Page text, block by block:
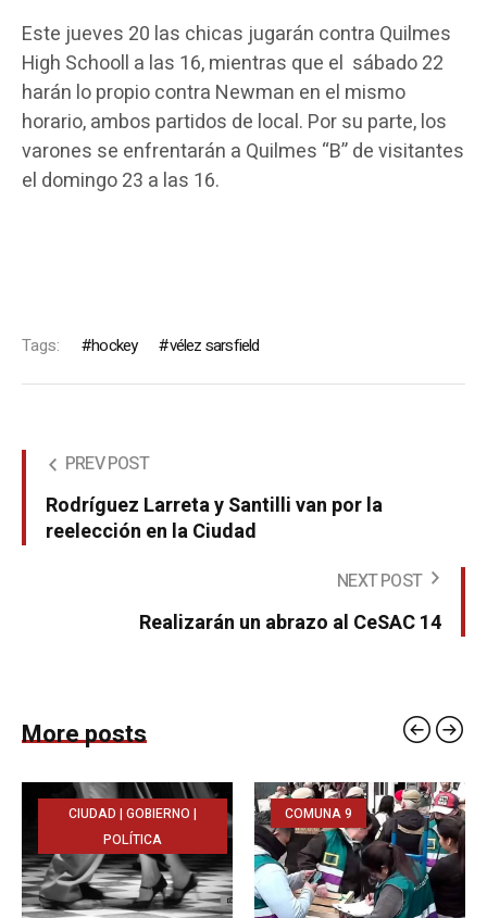
Este jueves 20 las chicas jugarán contra Quilmes
High Schooll a las 16, mientras que el sábado 22
harán lo propio contra Newman en el mismo
horario, ambos partidos de local. Por su parte, los
varones se enfrentarán a Quilmes “B” de visitantes
el domingo 23 a las 16.
Tags: hockey vélez sarsfield
PREV POST
Rodríguez Larreta y Santilli van por la
reelección en la Ciudad
NEXT POST
Realizarán un abrazo al CeSAC 14
More posts
CIUDAD | GOBIERNO |
POLÍTICA
COMUNA 9